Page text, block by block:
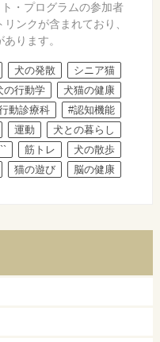
・プログラムの参加者
ンクが含まれており、
ります。
犬の発散
シニア猫
の行動学
犬猫の健康
動診療科
#認知機能
運動
犬との暮らし
筋トレ
犬の散歩
猫の遊び 脳の健康